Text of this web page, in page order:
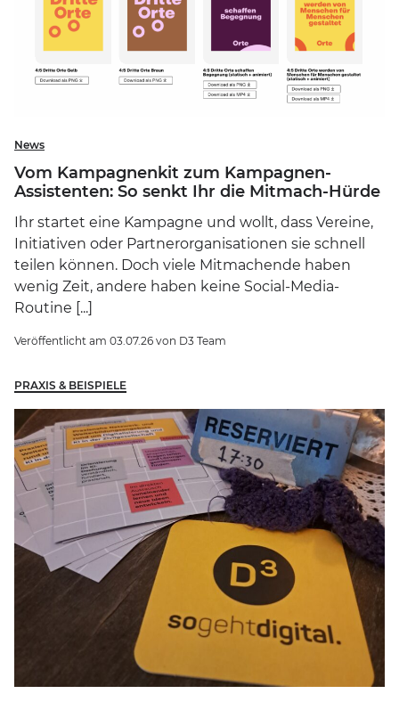
News
Vom Kampagnenkit zum Kampagnen-
Assistenten: So senkt Ihr die Mitmach-Hürde
Ihr startet eine Kampagne und wollt, dass Vereine,
Initiativen oder Partnerorganisationen sie schnell
teilen können. Doch viele Mitmachende haben
wenig Zeit, andere haben keine Social-Media-
Routine [...]
Veröffentlicht am 03.07.26 von D3 Team
PRAXIS & BEISPIELE